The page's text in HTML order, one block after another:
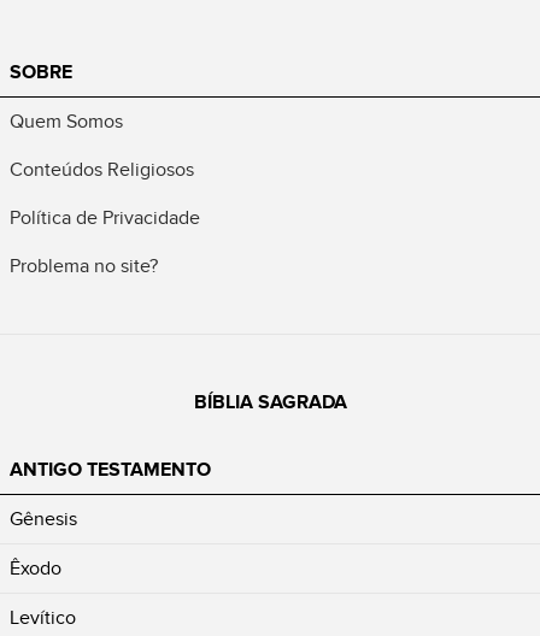
SOBRE
Quem Somos
Conteúdos Religiosos
Política de Privacidade
Problema no site?
BÍBLIA SAGRADA
ANTIGO TESTAMENTO
Gênesis
Êxodo
Levítico